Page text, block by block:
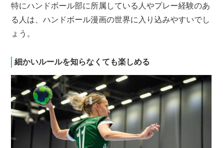
特にハンドボール部に所属している人やプレー経験のあ
る人は、ハンドボール漫画の世界に入り込みやすいでし
ょう。
細かいルールを知らなくても楽しめる